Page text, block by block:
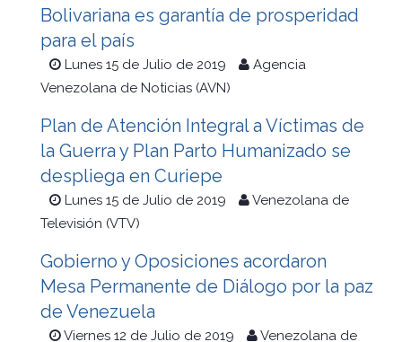
Bolivariana es garantía de prosperidad
para el país
Lunes 15 de Julio de 2019
Agencia
Venezolana de Noticias (AVN)
Plan de Atención Integral a Víctimas de
la Guerra y Plan Parto Humanizado se
despliega en Curiepe
Lunes 15 de Julio de 2019
Venezolana de
Televisión (VTV)
Gobierno y Oposiciones acordaron
Mesa Permanente de Diálogo por la paz
de Venezuela
Viernes 12 de Julio de 2019
Venezolana de